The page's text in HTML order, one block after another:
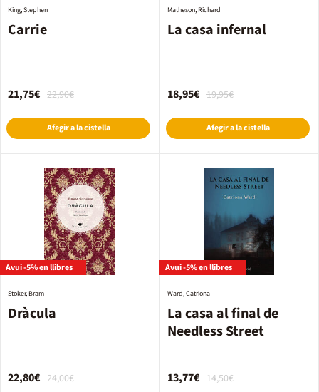
Carrie
King, Stephen
22,90€
21,75€
Afegir a la cistella
La casa infernal
Matheson, Richard
19,95€
18,95€
Afegir a la cistella
Avui -5% en llibres
Dràcula
Stoker, Bram
24,00€
22,80€
Avui -5% en llibres
La casa al final de
Needless Street
Ward, Catriona
14,50€
13,77€